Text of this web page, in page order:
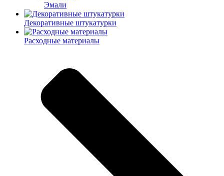
Эмали
Декоративные штукатурки
Расходные материалы